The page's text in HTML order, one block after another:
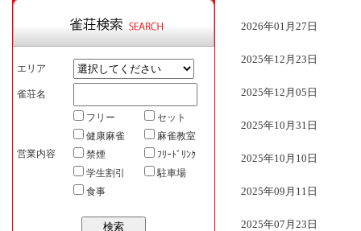
エリア
雀荘名
営業内容
フリー
セット
健康麻雀
麻雀教室
禁煙
ﾌﾘｰﾄﾞﾘﾝｸ
学生割引
駐車場
食事
2026年01月27日
2025年12月23日
2025年12月05日
2025年10月31日
2025年10月10日
2025年09月11日
2025年07月23日